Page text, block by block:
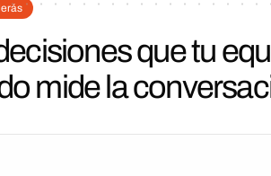
que tu
mide la